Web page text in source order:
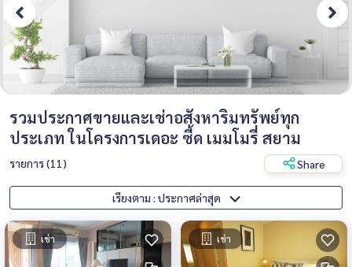
รวมประกาศขายและเช่าอสังหาริมทรัพย์ทุก
ประเภท ในโครงการเดอะ ซี้ด เมมโมรี่ สยาม
รายการ (11) Share
เรียงตาม : ประกาศล่าสุด
เช่า เช่า